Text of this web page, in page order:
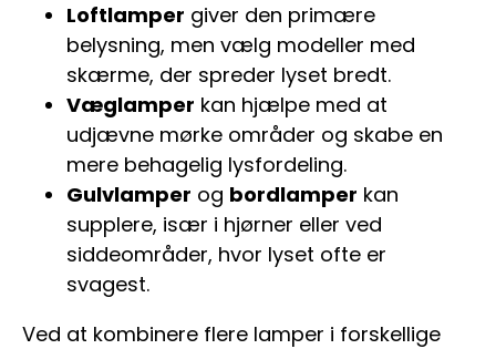
Loftlamper giver den primære
belysning, men vælg modeller med
skærme, der spreder lyset bredt.
Væglamper kan hjælpe med at
udjævne mørke områder og skabe en
mere behagelig lysfordeling.
Gulvlamper og bordlamper kan
supplere, især i hjørner eller ved
siddeområder, hvor lyset ofte er
svagest.
Ved at kombinere flere lamper i forskellige